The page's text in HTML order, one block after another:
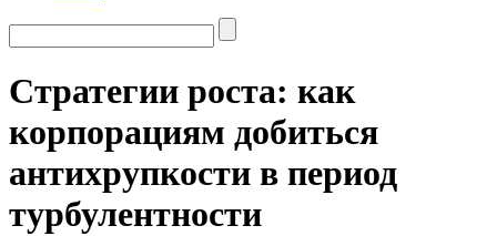
Стратегии роста: как
корпорациям добиться
антихрупкости в период
турбулентности